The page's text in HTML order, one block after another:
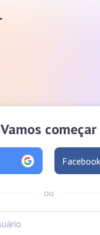
Vamos começar
Facebook
ou